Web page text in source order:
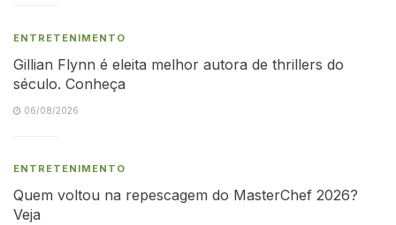
ENTRETENIMENTO
Gillian Flynn é eleita melhor autora de thrillers do
século. Conheça
06/08/2026
ENTRETENIMENTO
Quem voltou na repescagem do MasterChef 2026?
Veja